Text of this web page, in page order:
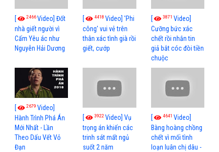
[ 2466Video] Đốt
nhà giết người vì
Cấm Yêu ác như
Nguyễn Hải Dương
[ 4418Video] 'Phi
công' vui vẻ trên
thân xác tình già rồi
giết, cướp
[ 3871 Video]
Cưỡng bức xác
chết rồi nhắn tin
giả bắt cóc đòi tiền
chuộc
[ 2679 Video]
Hành Trình Phá Án
Mới Nhất - Lần
Theo Dấu Vết Vỏ
Đạn
[ 3922Video] Vụ
trọng án khiến các
trinh sát mất ngủ
suốt 2 năm
[ 4641 Video]
Bàng hoàng chồng
chết vì mối tình
loạn luân chị dâu -